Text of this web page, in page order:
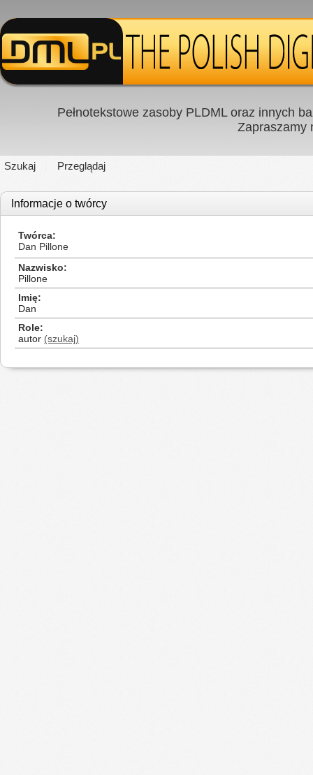
Pełnotekstowe zasoby PLDML oraz innych
Zapraszamy
Szukaj Przeglądaj
Informacje o twórcy
Twórca
Dan Pillone
Nazwisko
Pillone
Imię
Dan
Role
autor (szukaj)